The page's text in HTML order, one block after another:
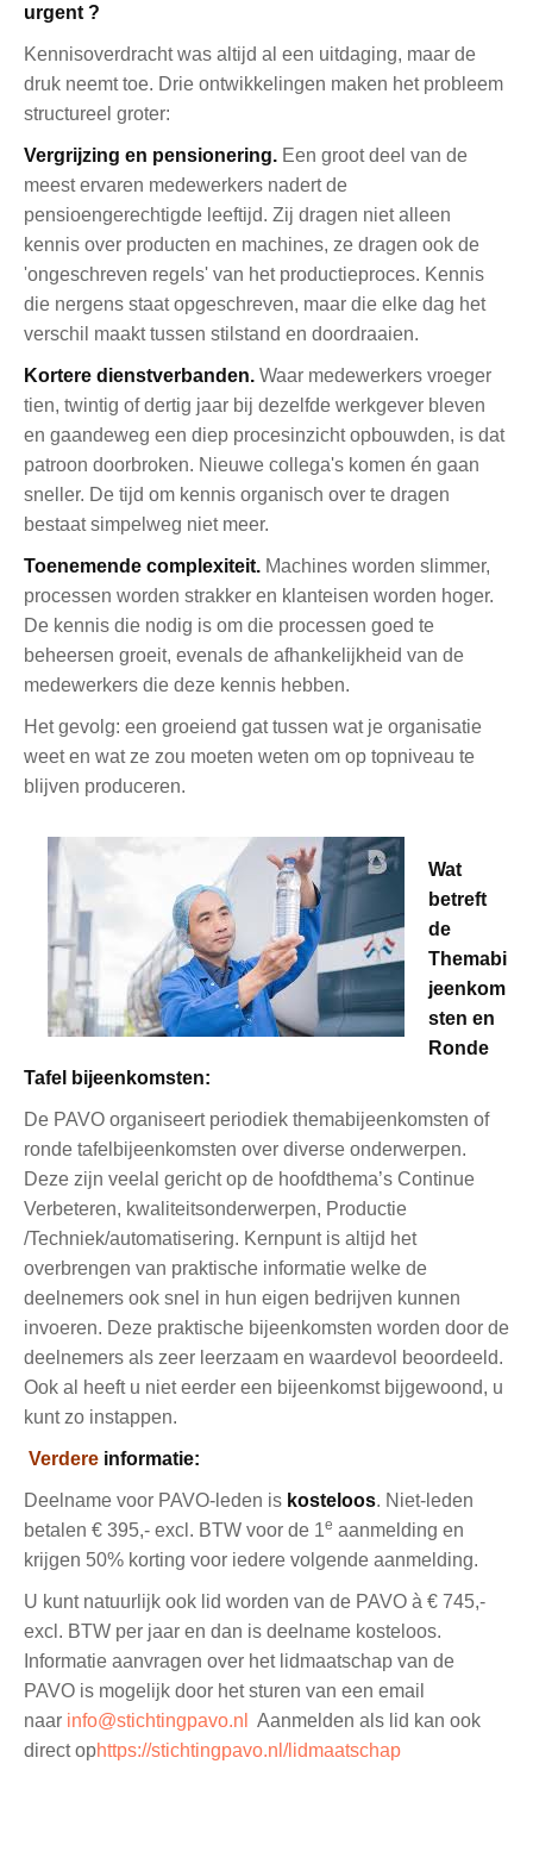
urgent ?
Kennisoverdracht was altijd al een uitdaging, maar de
druk neemt toe. Drie ontwikkelingen maken het probleem
structureel groter:
Vergrijzing en pensionering. Een groot deel van de
meest ervaren medewerkers nadert de
pensioengerechtigde leeftijd. Zij dragen niet alleen
kennis over producten en machines, ze dragen ook de
'ongeschreven regels' van het productieproces. Kennis
die nergens staat opgeschreven, maar die elke dag het
verschil maakt tussen stilstand en doordraaien.
Kortere dienstverbanden. Waar medewerkers vroeger
tien, twintig of dertig jaar bij dezelfde werkgever bleven
en gaandeweg een diep procesinzicht opbouwden, is dat
patroon doorbroken. Nieuwe collega's komen én gaan
sneller. De tijd om kennis organisch over te dragen
bestaat simpelweg niet meer.
Toenemende complexiteit. Machines worden slimmer,
processen worden strakker en klanteisen worden hoger.
De kennis die nodig is om die processen goed te
beheersen groeit, evenals de afhankelijkheid van de
medewerkers die deze kennis hebben.
Het gevolg: een groeiend gat tussen wat je organisatie
weet en wat ze zou moeten weten om op topniveau te
blijven produceren.
Wat
betreft
de
Themabi
jeenkom
sten en
Ronde
Tafel bijeenkomsten:
De PAVO organiseert periodiek themabijeenkomsten of
ronde tafelbijeenkomsten over diverse onderwerpen.
Deze zijn veelal gericht op de hoofdthema’s Continue
Verbeteren, kwaliteitsonderwerpen, Productie
/Techniek/automatisering. Kernpunt is altijd het
overbrengen van praktische informatie welke de
deelnemers ook snel in hun eigen bedrijven kunnen
invoeren. Deze praktische bijeenkomsten worden door de
deelnemers als zeer leerzaam en waardevol beoordeeld.
Ook al heeft u niet eerder een bijeenkomst bijgewoond, u
kunt zo instappen.
Verdere informatie:
Deelname voor PAVO-leden is kosteloos. Niet-leden
betalen € 395,- excl. BTW voor de 1e aanmelding en
krijgen 50% korting voor iedere volgende aanmelding.
U kunt natuurlijk ook lid worden van de PAVO à € 745,-
excl. BTW per jaar en dan is deelname kosteloos.
Informatie aanvragen over het lidmaatschap van de
PAVO is mogelijk door het sturen van een email
naar info@stichtingpavo.nl
Aanmelden als lid kan ook
direct ophttps://stichtingpavo.nl/lidmaatschap